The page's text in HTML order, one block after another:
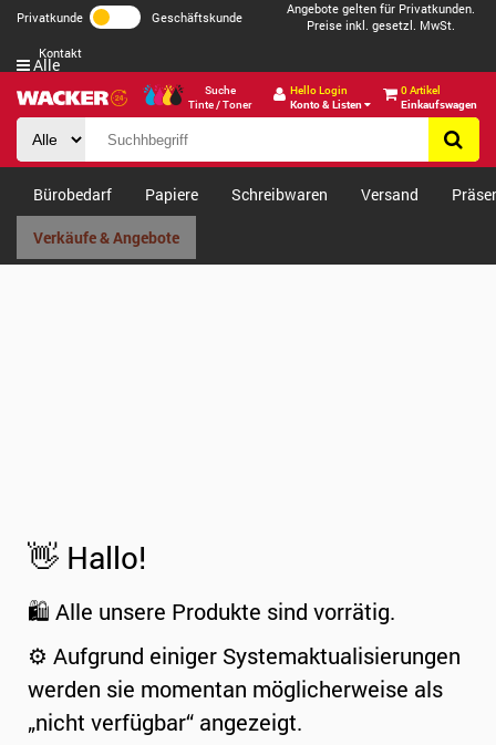
Privatkunde Geschäftskunde
Angebote gelten für Privatkunden.
Preise inkl. gesetzl. MwSt.
Kontakt
Suche
Tinte / Toner
Hello Login
Konto & Listen
0 Artikel
Einkaufswagen
Alle
Bürobedarf Papiere Schreibwaren Versand
Verkäufe & Angebote
👋 Hallo!
🛍️ Alle unsere Produkte sind vorrätig.
⚙️ Aufgrund einiger Systemaktualisierungen
werden sie momentan möglicherweise als
„nicht verfügbar“ angezeigt.